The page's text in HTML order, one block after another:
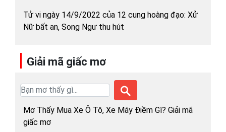
Tử vi ngày 14/9/2022 của 12 cung hoàng đạo: Xử
Nữ bất an, Song Ngư thu hút
Giải mã giấc mơ
Mơ Thấy Mua Xe Ô Tô, Xe Máy Điềm Gì? Giải mã
giấc mơ